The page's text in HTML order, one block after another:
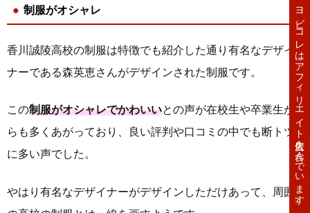
制服がオシャレ
香川誠陵高校の制服は特徴でも紹介した通り有名なデザイ
ナーである森英恵さんがデザインされた制服です。
この制服がオシャレでかわいいとの声が在校生や卒業生か
らも多くあがっており、良い評判や口コミの中でも断トツ
に多い声でした。
やはり有名なデザイナーがデザインしただけあって、周囲 ヨビコレはアフィリエイト広告を含んでいます。